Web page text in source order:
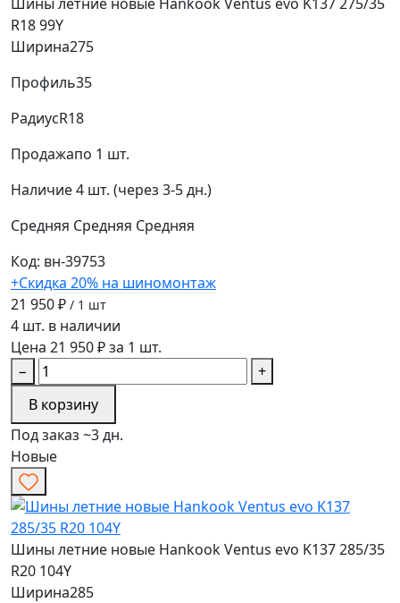
R18 99Y
Ширина275
Профиль35
РадиусR18
Продажапо 1 шт.
Наличие4 шт. (через 3-5 дн.)
Средняя Средняя Средняя
Код: вн-39753
+Скидка 20% на шиномонтаж
21 950 ₽ / 1 шт
4 шт. в наличии
Цена 21 950 ₽ за 1 шт.
−
+
В корзину
Под заказ ~3 дн.
Новые
Шины летние новые Hankook Ventus evo K137 285/35
R20 104Y
Ширина285